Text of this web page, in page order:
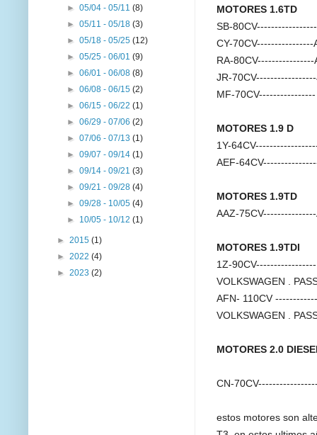
MOTORES 1.6TD
SB-
CY-70CV----------------
RA-80CV----------------
JR-
MF-70CV----------------
MOTORES 1.9 D
1Y-
AEF-
MOTORES 1.9TD
AAZ-
MOTORES 1.9TDI
1Z-90CV-----------------
VOLKSWAGEN .
AFN- 110CV
VOLKSWAGEN .
MOTORES 2.0
CN-
estos motores son
►05/04 - 05/11(8)
►05/11 - 05/18(3)
►05/18 - 05/25(12)
►05/25 - 06/01(9)
►06/01 - 06/08(8)
►06/08 - 06/15(2)
►06/15 - 06/22(1)
►06/29 - 07/06(2)
►07/06 - 07/13(1)
►09/07 - 09/14(1)
►09/14 - 09/21(3)
►09/21 - 09/28(4)
►09/28 - 10/05(4)
► 10/05 - 10/12(1)
► 2015 (1)
► 2022 (4)
► 2023 (2)